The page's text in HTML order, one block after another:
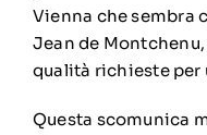
Vienna che sembra
Jean de
qualità richieste per
Questa scomunica